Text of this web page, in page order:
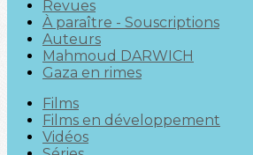
Revues
À paraître - Souscriptions
Auteurs
Mahmoud DARWICH
Gaza en rimes
Films
Films en développement
Vidéos